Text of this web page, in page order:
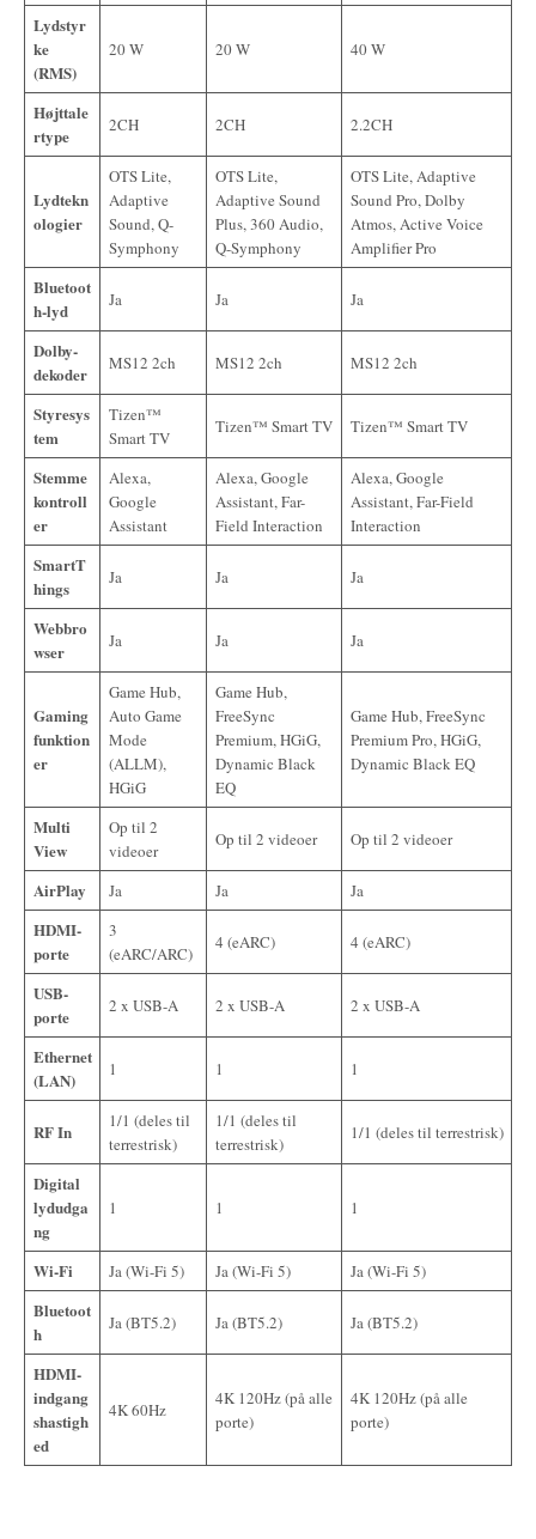
Lydstyr
ke
(RMS)
20 W 20 W 40 W
Højttale
rtype
2CH 2CH 2.2CH
Lydtekn
ologier
OTS Lite,
Adaptive
Sound, Q-
Symphony
OTS Lite,
Adaptive Sound
Plus, 360 Audio,
Q-Symphony
OTS Lite, Adaptive
Sound Pro, Dolby
Atmos, Active Voice
Amplifier Pro
Bluetoot
h-lyd
Ja Ja Ja
Dolby-
dekoder
MS12 2ch MS12 2ch MS12 2ch
Styresys
tem
Tizen™
Smart TV
Tizen™ Smart TV Tizen™ Smart TV
Stemme
kontroll
er
Alexa,
Google
Assistant
Alexa, Google
Assistant, Far-
Field Interaction
Alexa, Google
Assistant, Far-Field
Interaction
SmartT
hings
Ja Ja Ja
Webbro
wser
Ja Ja Ja
Gaming
funktion
er
Game Hub,
Auto Game
Mode
(ALLM),
HGiG
Game Hub,
FreeSync
Premium, HGiG,
Dynamic Black
EQ
Game Hub, FreeSync
Premium Pro, HGiG,
Dynamic Black EQ
Multi
View
Op til 2
videoer
Op til 2 videoer Op til 2 videoer
AirPlay Ja Ja Ja
HDMI-
porte
3
(eARC/ARC)
4 (eARC) 4 (eARC)
USB-
porte
2 x USB-A 2 x USB-A 2 x USB-A
Ethernet
(LAN)
1 1 1
RF In
1/1 (deles til
terrestrisk)
1/1 (deles til
terrestrisk)
1/1 (deles til terrestrisk)
Digital
lydudga
ng
1 1 1
Wi-Fi Ja (Wi-Fi 5) Ja (Wi-Fi 5) Ja (Wi-Fi 5)
Bluetoot
h
Ja (BT5.2) Ja (BT5.2) Ja (BT5.2)
HDMI-
indgang
shastigh
ed
4K 60Hz
4K 120Hz (på alle
porte)
4K 120Hz (på alle
porte)